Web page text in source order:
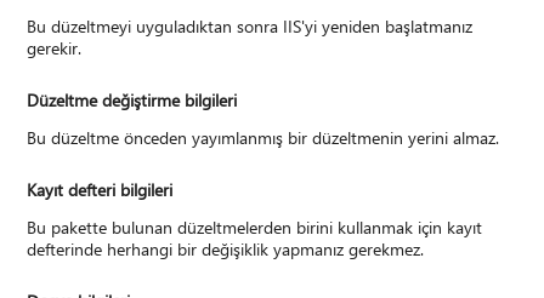
Bu düzeltmeyi uyguladıktan sonra IIS'yi yeniden başlatmanız
gerekir.
Düzeltme değiştirme bilgileri
Bu düzeltme önceden yayımlanmış bir düzeltmenin yerini almaz.
Kayıt defteri bilgileri
Bu pakette bulunan düzeltmelerden birini kullanmak için kayıt
defterinde herhangi bir değişiklik yapmanız gerekmez.